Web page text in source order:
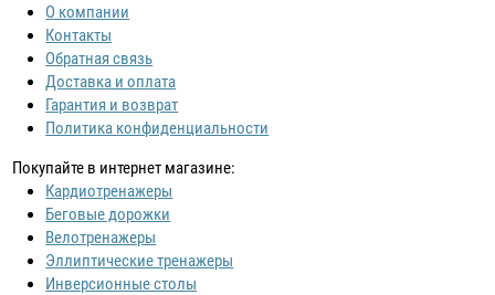
О компании
Контакты
Обратная связь
Доставка и оплата
Гарантия и возврат
Политика конфиденциальности
Покупайте в интернет магазине:
Кардиотренажеры
Беговые дорожки
Велотренажеры
Эллиптические тренажеры
Инверсионные столы